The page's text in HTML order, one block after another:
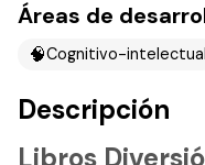
Áreas de
🧠Cognitivo-intelectual
Descripción
Libros